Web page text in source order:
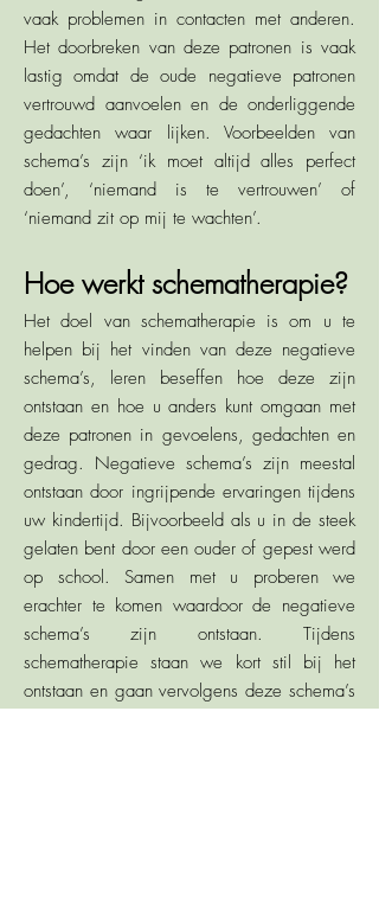
vaak problemen in contacten met anderen.
Het doorbreken van deze patronen is vaak
lastig omdat de oude negatieve patronen
vertrouwd aanvoelen en de onderliggende
gedachten waar lijken. Voorbeelden van
schema’s zijn ‘ik moet altijd alles perfect
doen’, ‘niemand is te vertrouwen’ of
‘niemand zit op mij te wachten’.
Hoe werkt schematherapie?
Het doel van schematherapie is om u te
helpen bij het vinden van deze negatieve
schema’s, leren beseffen hoe deze zijn
ontstaan en hoe u anders kunt omgaan met
deze patronen in gevoelens, gedachten en
gedrag. Negatieve schema’s zijn meestal
ontstaan door ingrijpende ervaringen tijdens
uw kindertijd. Bijvoorbeeld als u in de steek
gelaten bent door een ouder of gepest werd
op school. Samen met u proberen we
erachter te komen waardoor de negatieve
schema’s zijn ontstaan. Tijdens
schematherapie staan we kort stil bij het
ontstaan en gaan vervolgens deze schema’s